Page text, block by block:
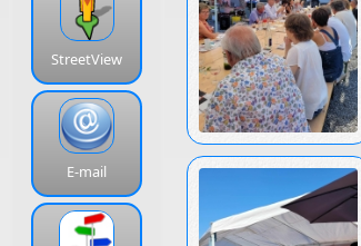
StreetView
E-mail